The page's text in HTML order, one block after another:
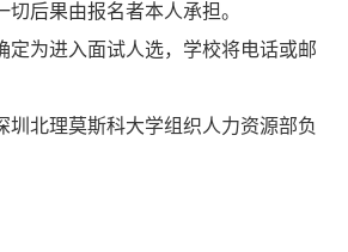
切后果由报名者本人承担。
定为进入面试人选，学校将电话或邮
圳北理莫斯科大学组织人力资源部负